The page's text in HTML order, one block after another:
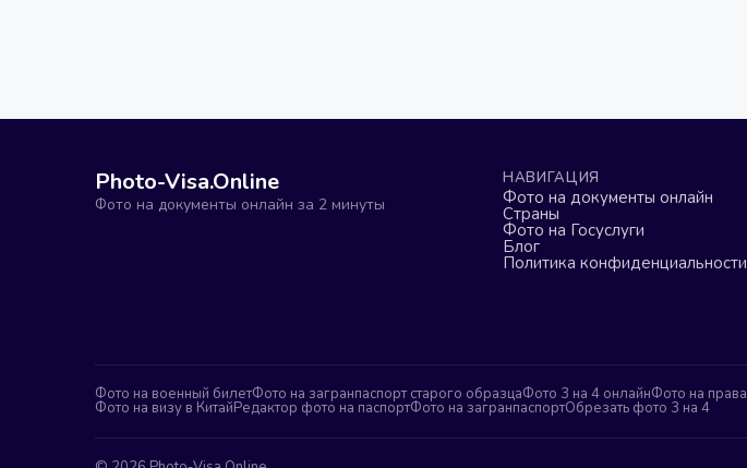
Photo-Visa.Online
Фото на документы онлайн за 2 минуты
НАВИГАЦИЯ
Фото на документы онлайн
Страны
Фото на Госуслуги
Блог
Политика конфиденциальности
Фото на военный билетФото на загранпаспорт старого образцаФото 3 на 4 онлайнФото на права
Фото на визу в КитайРедактор фото на паспортФото на загранпаспортОбрезать фото 3 на 4